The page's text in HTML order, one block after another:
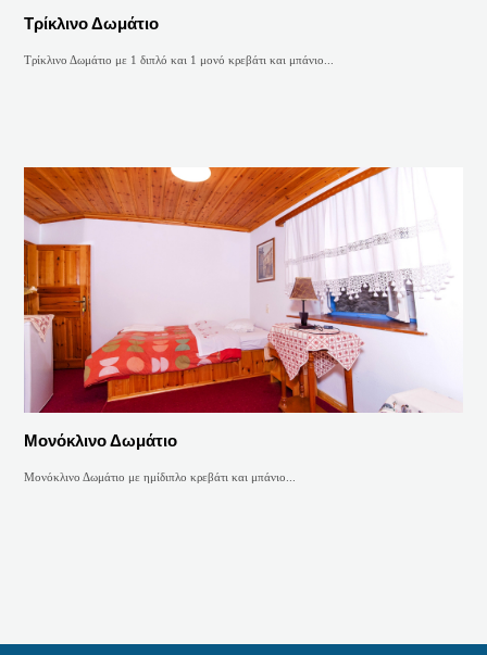
Τρίκλινο Δωμάτιο
Τρίκλινο Δωμάτιο με 1 διπλό και 1 μονό κρεβάτι και μπάνιο...
Μονόκλινο Δωμάτιο
Μονόκλινο Δωμάτιο με ημίδιπλο κρεβάτι και μπάνιο...